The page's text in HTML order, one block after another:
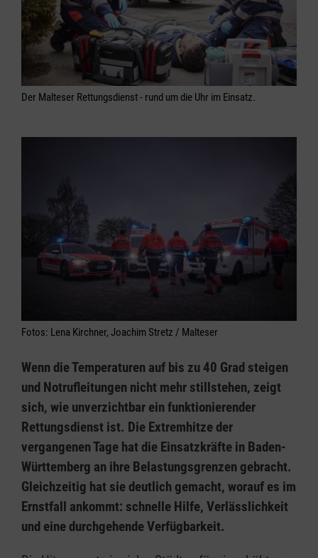
Der Malteser Rettungsdienst - rund um die Uhr im Einsatz.
Fotos: Lena Kirchner, Joachim Stretz / Malteser
Wenn die Temperaturen auf bis zu 40 Grad steigen
und Notrufleitungen nicht mehr stillstehen, zeigt
sich, wie unverzichtbar ein funktionierender
Rettungsdienst ist. Die Extremhitze der
vergangenen Tage hat die Einsatzkräfte in Baden-
Württemberg an ihre Belastungsgrenzen gebracht.
Gleichzeitig hat sie deutlich gemacht, worauf es im
Ernstfall ankommt: schnelle Hilfe, Verlässlichkeit
und eine durchgehende Verfügbarkeit.